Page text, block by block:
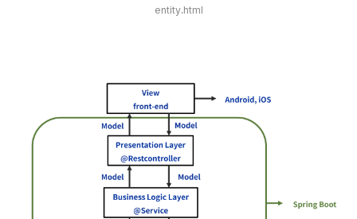
entity.html